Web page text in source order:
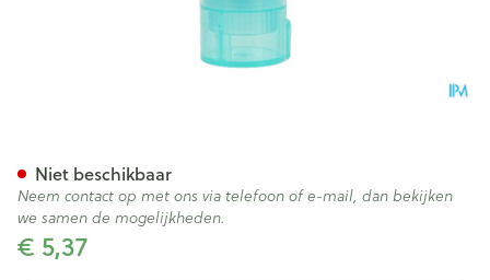
€ 5,37
Niet beschikbaar
Neem contact op met ons via telefoon of e-mail, dan bekijken
we samen de mogelijkheden.